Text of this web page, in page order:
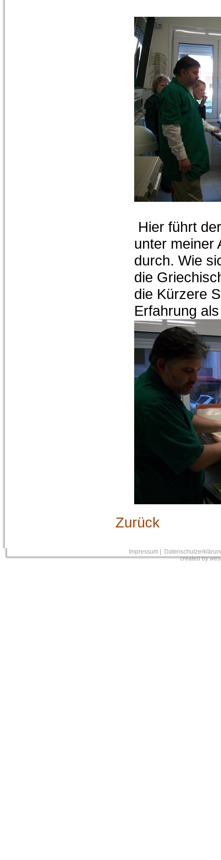
Hier führt
unter meiner
durch. Wie
die
die Kürzere
Erfahrung
Zurück
Impressum
created by